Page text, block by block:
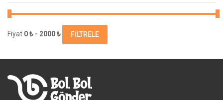
Fiyat 0 ₺ - 2000 ₺ FILTRELE